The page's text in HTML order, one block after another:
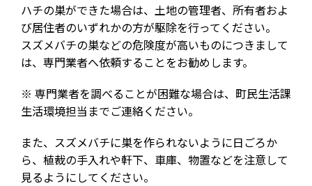
ハチの巣ができた場合は、土地の管理者、所有者およ
び居住者のいずれかの方が駆除を行ってください。
スズメバチの巣などの危険度が高いものにつきまして
は、専門業者へ依頼することをお勧めします。
※ 専門業者を調べることが困難な場合は、町民生活課
生活環境担当までご連絡ください。
また、スズメバチに巣を作られないように日ごろか
ら、植裁の手入れや軒下、車庫、物置などを注意して
見るようにしてください。